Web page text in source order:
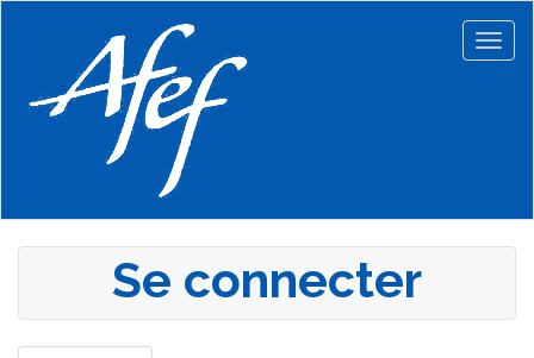
principal
Se connecter